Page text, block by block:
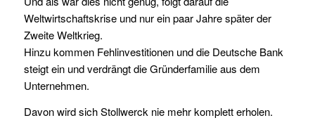
Weltwirtschaftskrise und nur ein paar Jahre später der
Zweite Weltkrieg.
Hinzu kommen Fehlinvestitionen und die Deutsche Bank
steigt ein und verdrängt die Gründerfamilie aus dem
Unternehmen.
Davon wird sich Stollwerck nie mehr komplett erholen.